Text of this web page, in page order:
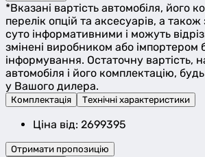
*Вказані вартість автомобіля, його
перелік опцій та аксесуарів, а
суто інформативними і можуть
змінені виробником або імпортером
інформування. Остаточну вартість,
автомобіля і його комплектацію,
у Вашого дилера.
Комплектація Технічні характеристики
Ціна від: 2699395
Отримати пропозицію